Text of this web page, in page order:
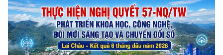
thực hiện Nghị quyết số 57-NQ/TW của Bộ Chính trị
dự và chỉ đạo phiên họp. Dự phiên họp còn có đồng
chí Lê Hoài Trung - Ủy viên Bộ Chính trị, Bí thư Đảng
ủy, Bộ trưởng Bộ Ngoại giao; đại diện lãnh đạo các
ban, bộ, ngành Trung ương.